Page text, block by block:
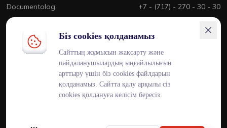
+7 - (717) - 270 - 30 - 30
+7 - (700) - 170 - 30 - 30
Documentolog
Canvas
Platonus
Біз cookies қолданамыз
Сайттың жұмысын жақсарту және
пайдаланушылардың ыңғайлылығын
арттыру үшін біз cookies файлдарын
қолданамыз. Сайтта қалу арқылы сіз
cookies қолдануға келісім бересіз.